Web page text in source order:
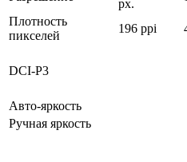
px.
Плотность
пикселей
196 ppi
DCI-P3
Авто-яркость
Ручная яркость